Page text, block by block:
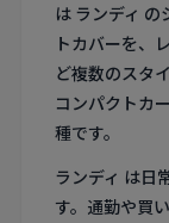
は ランディ
トカバーを、
ど複数のスタ
コンパクトカ
種です。
ランディ は日
す。通勤や買